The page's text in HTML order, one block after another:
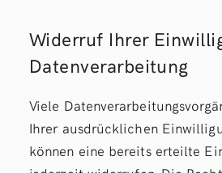
Widerruf Ihrer
Datenverarbeitung
Viele
Ihrer ausdrücklichen
können eine bereits erteilte